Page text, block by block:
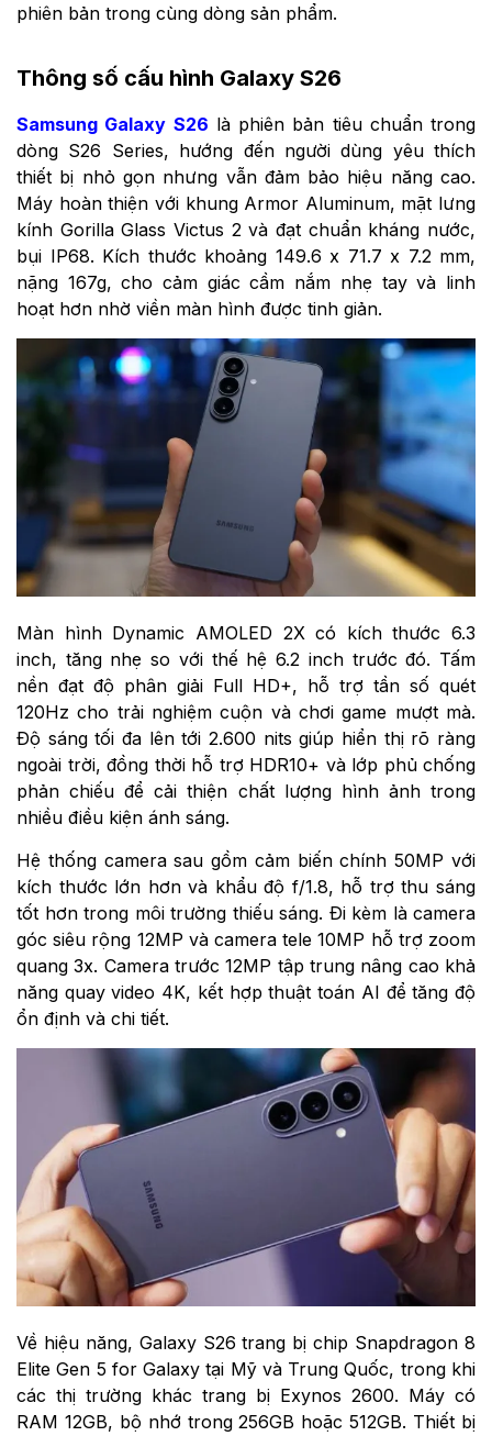
phiên bản trong cùng dòng sản phẩm.
Thông số cấu hình Galaxy S26
Samsung Galaxy S26 là phiên bản tiêu chuẩn trong
dòng S26 Series, hướng đến người dùng yêu thích
thiết bị nhỏ gọn nhưng vẫn đảm bảo hiệu năng cao.
Máy hoàn thiện với khung Armor Aluminum, mặt lưng
kính Gorilla Glass Victus 2 và đạt chuẩn kháng nước,
bụi IP68. Kích thước khoảng 149.6 x 71.7 x 7.2 mm,
nặng 167g, cho cảm giác cầm nắm nhẹ tay và linh
hoạt hơn nhờ viền màn hình được tinh giản.
Màn hình Dynamic AMOLED 2X có kích thước 6.3
inch, tăng nhẹ so với thế hệ 6.2 inch trước đó. Tấm
nền đạt độ phân giải Full HD+, hỗ trợ tần số quét
120Hz cho trải nghiệm cuộn và chơi game mượt mà.
Độ sáng tối đa lên tới 2.600 nits giúp hiển thị rõ ràng
ngoài trời, đồng thời hỗ trợ HDR10+ và lớp phủ chống
phản chiếu để cải thiện chất lượng hình ảnh trong
nhiều điều kiện ánh sáng.
Hệ thống camera sau gồm cảm biến chính 50MP với
kích thước lớn hơn và khẩu độ f/1.8, hỗ trợ thu sáng
tốt hơn trong môi trường thiếu sáng. Đi kèm là camera
góc siêu rộng 12MP và camera tele 10MP hỗ trợ zoom
quang 3x. Camera trước 12MP tập trung nâng cao khả
năng quay video 4K, kết hợp thuật toán AI để tăng độ
ổn định và chi tiết.
Về hiệu năng, Galaxy S26 trang bị chip Snapdragon 8
Elite Gen 5 for Galaxy tại Mỹ và Trung Quốc, trong khi
các thị trường khác trang bị Exynos 2600. Máy có
RAM 12GB, bộ nhớ trong 256GB hoặc 512GB. Thiết bị